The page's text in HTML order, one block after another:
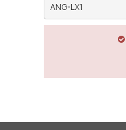
ANG-LX1